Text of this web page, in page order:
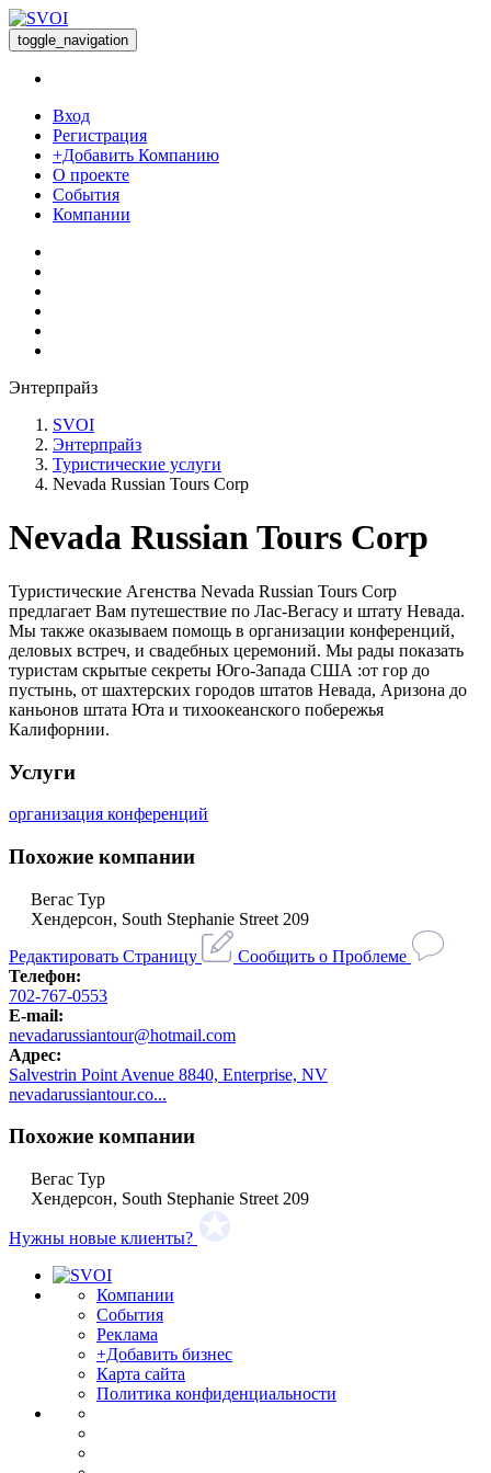
toggle_navigation
Вход
Регистрация
+Добавить Компанию
О проекте
События
Компании
Энтерпрайз
SVOI
Энтерпрайз
Туристические услуги
Nevada Russian Tours Corp
Nevada Russian Tours Corp
Туристические Агенства Nevada Russian Tours Corp
предлагает Вам путешествие по Лас-Вегасу и штату Невада.
Мы также оказываем помощь в организации конференций,
деловых встреч, и свадебных церемоний. Мы рады показать
туристам скрытые секреты Юго-Запада США :от гор до
пустынь, от шахтерских городов штатов Невада, Аризона до
каньонов штата Юта и тихоокеанского побережья
Калифорнии.
Услуги
организация конференций
Похожие компании
Вегас Тур
Хендерсон, South Stephanie Street 209
Редактировать Страницу
Сообщить о Проблеме
Телефон:
702-767-0553
E-mail:
nevadarussiantour@hotmail.com
Адрес:
Salvestrin Point Avenue 8840, Enterprise, NV
nevadarussiantour.co...
Похожие компании
Вегас Тур
Хендерсон, South Stephanie Street 209
Нужны новые клиенты?
Компании
События
Реклама
+Добавить бизнес
Карта сайта
Политика конфиденциальности